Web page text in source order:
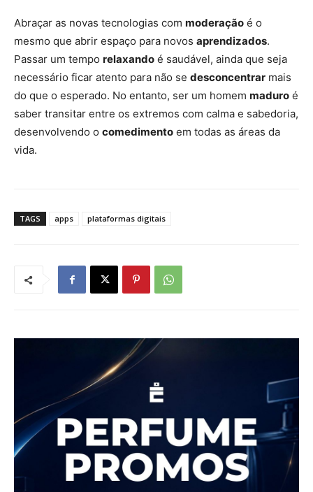
Abraçar as novas tecnologias com moderação é o
mesmo que abrir espaço para novos aprendizados.
Passar um tempo relaxando é saudável, ainda que seja
necessário ficar atento para não se desconcentrar mais
do que o esperado. No entanto, ser um homem maduro é
saber transitar entre os extremos com calma e sabedoria,
desenvolvendo o comedimento em todas as áreas da
vida.
TAGS apps plataformas digitais